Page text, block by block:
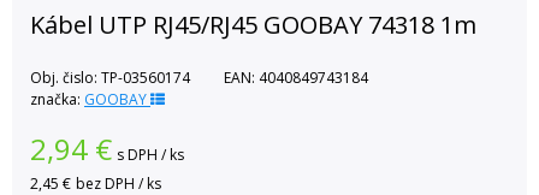
Kábel UTP RJ45/RJ45 GOOBAY 74318 1m
Obj. čislo: TP-03560174 EAN: 4040849743184
značka: GOOBAY
2,94 € s DPH / ks
2,45 € bez DPH / ks